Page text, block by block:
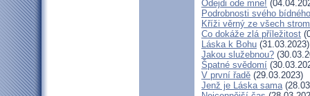
Odejdi ode mne!
Podrobnosti svého
Kříži věrný ze všech
Co dokáže zlá příležitost
Láska k Bohu (31.03.2023)
Jakou služebnou?
Špatné svědomí
V první řadě (29.03.2023)
Jenž je Láska sama